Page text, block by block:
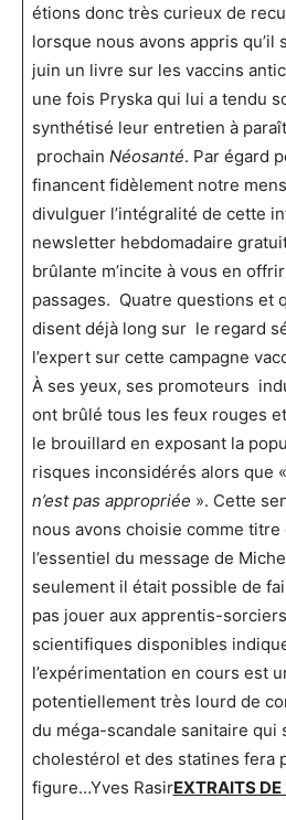
étions donc très curieux de
lorsque nous avons appris qu’il
juin un livre sur les vaccins
une fois Pryska qui lui a tendu
synthétisé leur entretien à
prochain Néosanté. Par égard
financent fidèlement notre
divulguer l’intégralité de cette
newsletter hebdomadaire
brûlante m’incite à vous en
passages. Quatre questions et
disent déjà long sur le regard
l’expert sur cette campagne
À ses yeux, ses promoteurs
ont brûlé tous les feux rouges
le brouillard en exposant la
risques inconsidérés alors que «
n’est pas appropriée ». Cette
nous avons choisie comme
l’essentiel du message de
seulement il était possible de
pas jouer aux apprentis-
scientifiques disponibles
l’expérimentation en cours est
potentiellement très lourd de
du méga-scandale sanitaire qui
cholestérol et des statines fera
figure…Yves RasirEXTRAITS DE